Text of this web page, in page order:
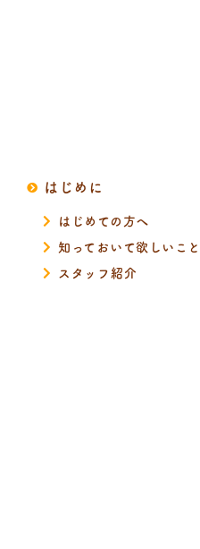
はじめに
はじめての方へ
知っておいて欲しいこと
スタッフ紹介